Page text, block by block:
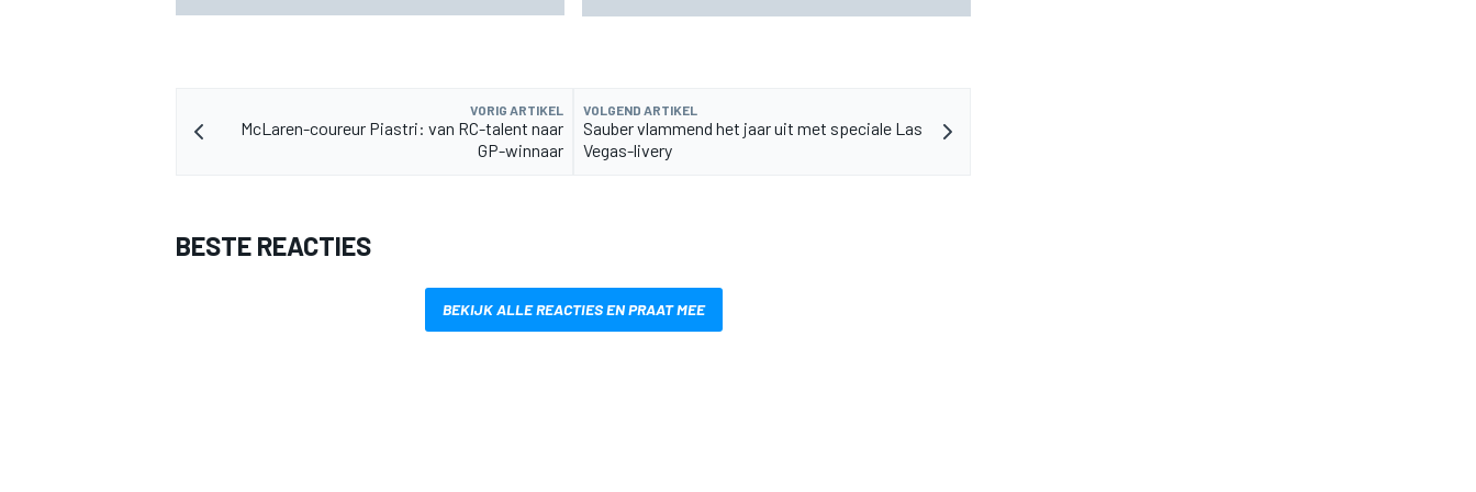
VORIG ARTIKEL
McLaren-coureur Piastri: van RC-talent naar
GP-winnaar
VOLGEND ARTIKEL
Sauber vlammend het jaar uit met speciale Las
Vegas-livery
BESTE REACTIES
BEKIJK ALLE REACTIES EN PRAAT MEE